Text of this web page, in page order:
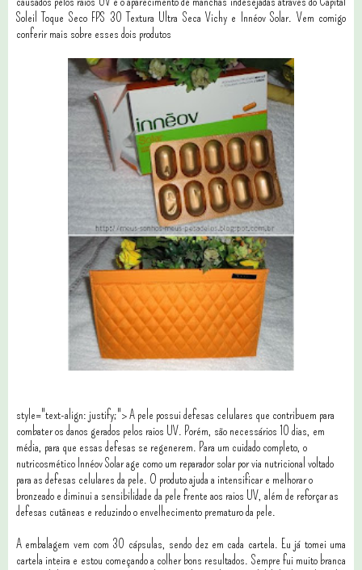
Soleil Toque Seco FPS 30 Textura Ultra Seca Vichy e Innéov Solar. Vem comigo
conferir mais sobre esses dois produtos
style="text-align: justify;"> A pele possui defesas celulares que contribuem para
combater os danos gerados pelos raios UV. Porém, são necessários 10 dias, em
média, para que essas defesas se regenerem. Para um cuidado completo, o
nutricosmético Innéov Solar age como um reparador solar por via nutricional voltado
para as defesas celulares da pele. O produto ajuda a intensificar e melhorar o
bronzeado e diminui a sensibilidade da pele frente aos raios UV, além de reforçar as
defesas cutâneas e reduzindo o envelhecimento prematuro da pele.
A embalagem vem com 30 cápsulas, sendo dez em cada cartela. Eu já tomei uma
cartela inteira e estou começando a colher bons resultados. Sempre fui muito branca